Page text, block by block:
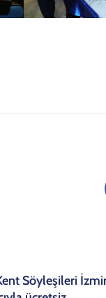
Söyleşileri